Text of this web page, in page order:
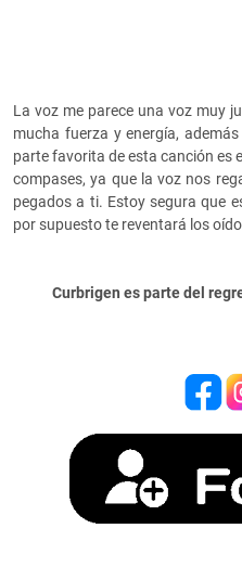
La voz me parece una voz muy
mucha fuerza y energía,
parte favorita de esta canción es
compases, ya que la voz nos
pegados a ti. Estoy segura que
por supuesto te reventará los
Curbrigen es parte del